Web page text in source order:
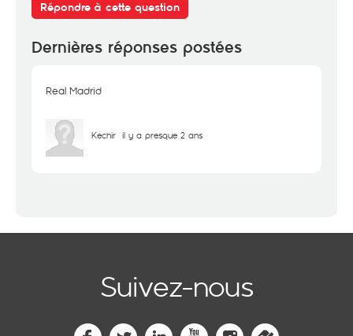
Répondre à cette question
Dernières réponses postées
Real Madrid
Kechir il y a presque 2 ans
Suivez-nous